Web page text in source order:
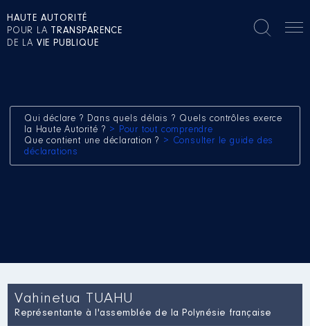
HAUTE AUTORITÉ
POUR LA TRANSPARENCE
DE LA VIE PUBLIQUE
Qui déclare ? Dans quels délais ? Quels contrôles exerce
la Haute Autorité ? > Pour tout comprendre
Que contient une déclaration ? > Consulter le guide des
déclarations
Vahinetua TUAHU
Représentante à l'assemblée de la Polynésie française